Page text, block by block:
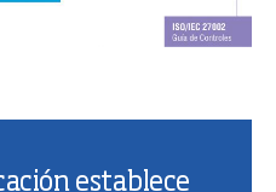
establece